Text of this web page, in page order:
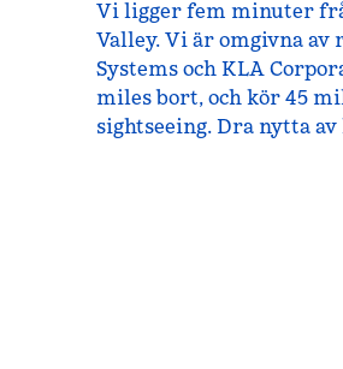
Vi ligger fem minuter
Valley. Vi är omgivna
Systems och KLA
miles bort, och kör 45
sightseeing. Dra nytta